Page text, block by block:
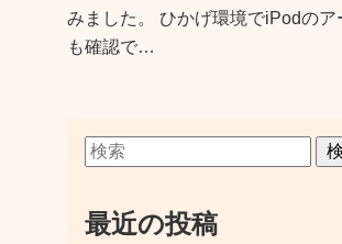
みました。 ひかげ環境でiPodのア
も確認で…
最近の投稿